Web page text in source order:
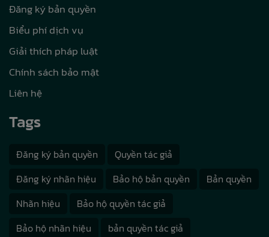
Đăng ký bản quyền
Biểu phí dịch vụ
Giải thích pháp luật
Chính sách bảo mật
Liên hệ
Tags
Đăng ký bản quyền
Quyền tác giả
Đăng ký nhãn hiệu
Bảo hộ bản quyền
Bản quyền
Nhãn hiệu
Bảo hộ quyền tác giả
Bảo hộ nhãn hiệu
bản quyền tác giả